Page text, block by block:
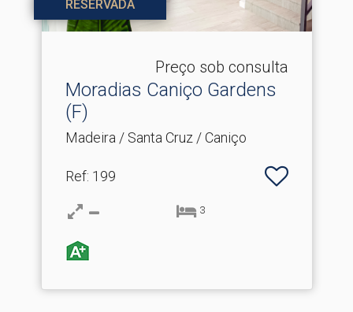
RESERVADA
Preço sob consulta
Moradias Caniço Gardens
(F)
Madeira / Santa Cruz / Caniço
Ref: 199
3